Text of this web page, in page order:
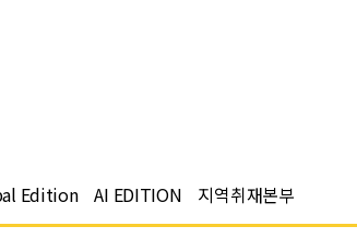
Edition AI EDITION 지역취재본부